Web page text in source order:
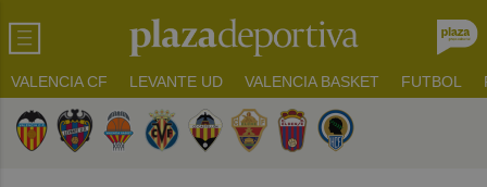
VALENCIA CF LEVANTE UD VALENCIA BASKET FUTBOL